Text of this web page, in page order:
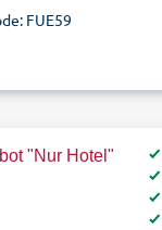
FUE59
"Nur Hotel"